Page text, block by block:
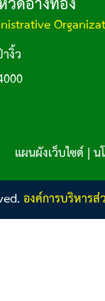
งิ้ว
แผนผังเว็บไซต์|น
องค์การบริหาร